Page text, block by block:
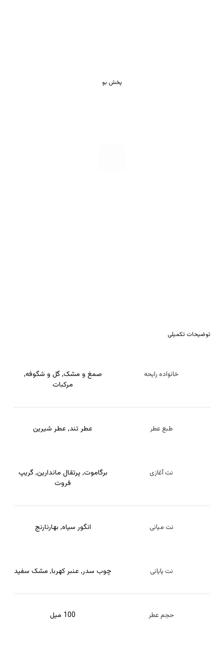
پخش بو
توضیحات تکمیلی
خانواده رایحه صمغ و مشک, گل و شگوفه,
مرکبات
طبع عطر عطر تند, عطر شیرین
نت آغازی برگاموت, پرتقال ماندارین, گریپ
فروت
نت میانی انگور سیاه, بهارنارنج
نت پایانی چوب سدر, عنبر کهربا, مشک سفید
حجم عطر 100 میل